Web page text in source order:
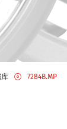
库 7284B.MP